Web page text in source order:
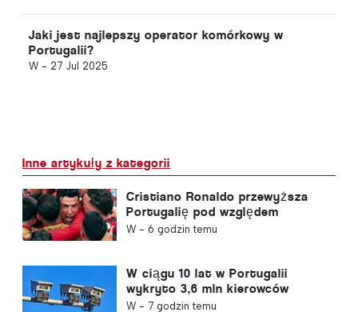
Jaki jest najlepszy operator komórkowy w
Portugalii?
W - 27 Jul 2025
Inne artykuły z kategorii
Cristiano Ronaldo przewyższa
Portugalię pod względem
wartości komercyjnej
W - 6 godzin temu
W ciągu 10 lat w Portugalii
wykryto 3,6 mln kierowców
przekraczających prędkość
W - 7 godzin temu